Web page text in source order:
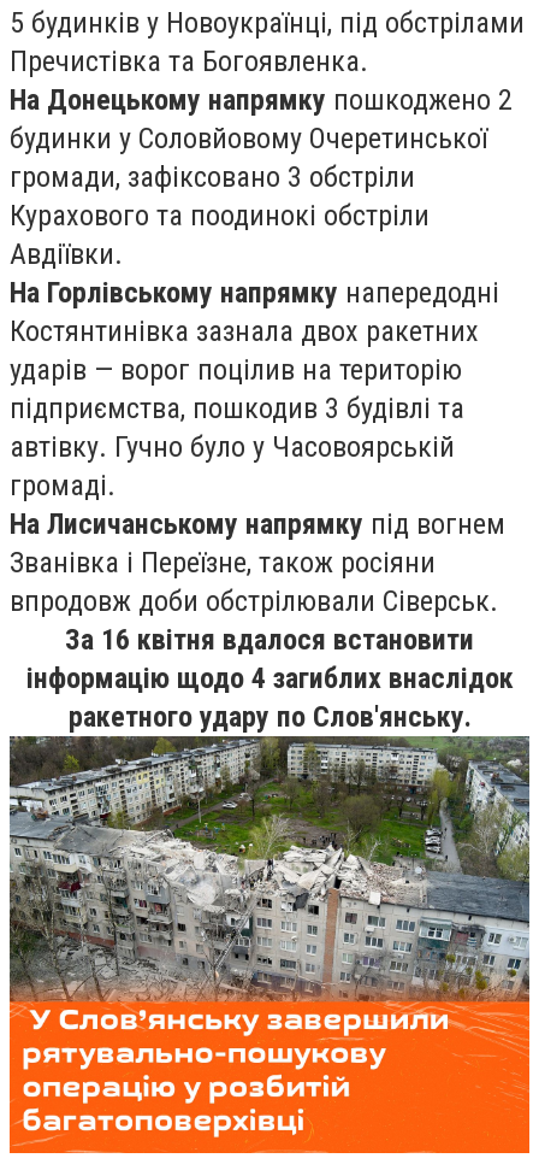
5 будинків у Новоукраїнці, під обстрілами
Пречистівка та Богоявленка.
На Донецькому напрямку пошкоджено 2
будинки у Соловйовому Очеретинської
громади, зафіксовано 3 обстріли
Курахового та поодинокі обстріли
Авдіївки.
На Горлівському напрямку напередодні
Костянтинівка зазнала двох ракетних
ударів — ворог поцілив на територію
підприємства, пошкодив 3 будівлі та
автівку. Гучно було у Часовоярській
громаді.
На Лисичанському напрямку під вогнем
Званівка і Переїзне, також росіяни
впродовж доби обстрілювали Сіверськ.
За 16 квітня вдалося встановити
інформацію щодо 4 загиблих внаслідок
ракетного удару по Слов'янську.